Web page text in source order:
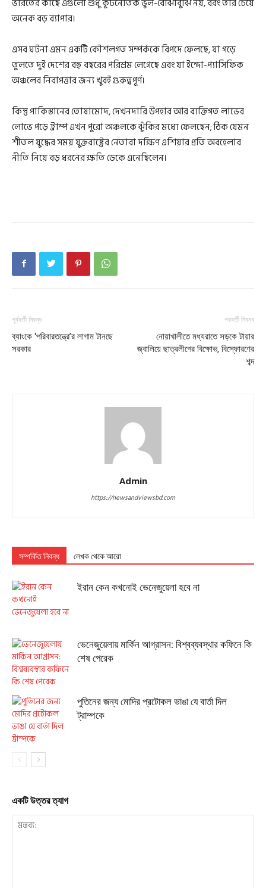
ভারতের কাছে এগুলো শুধু কূটনৈতিক ভুল-বোঝাবুঝি নয়, বরং তার চেয়ে
অনেক বড় ব্যাপার।
এসব ঘটনা এমন একটি কৌশলগত সম্পর্ককে বিপদে ফেলছে, যা গড়ে
তুলতে দুই দেশের বহু বছরের পরিশ্রম লেগেছে এবং যা ইন্দো-প্যাসিফিক
অঞ্চলের নিরাপত্তার জন্য খুবই গুরুত্বপূর্ণ।
কিন্তু পাকিস্তানের তোষামোদ, দেখনদারি উপহার আর ব্যক্তিগত লাভের
লোভে পড়ে ট্রাম্প এখন পুরো অঞ্চলকে ঝুঁকির মধ্যে ফেলছেন; ঠিক যেমন
শীতল যুদ্ধের সময় যুক্তরাষ্ট্রের নেতারা দক্ষিণ এশিয়ার প্রতি অবহেলার
নীতি নিয়ে বড় ধরনের ক্ষতি ডেকে এনেছিলেন।
পূর্ববর্তী নিবন্ধ
ব্যাংকে ‘পরিবারতন্ত্রে’র লাগাম টানছে
সরকার
পরবর্তী নিবন্ধ
নোয়াখালীতে মধ্যরাতে সড়কে টায়ার
জ্বালিয়ে ছাত্রলীগের বিক্ষোভ, বিস্ফোরণের
শব্দ
Admin
https://newsandviewsbd.com
সম্পর্কিত নিবন্ধ লেখক থেকে আরো
ইরান কেন কখনোই ভেনেজুয়েলা হবে না
ভেনেজুয়েলায় মার্কিন আগ্রাসন: বিশ্বব্যবস্থার কফিনে কি
শেষ পেরেক
পুতিনের জন্য মোদির প্রটোকল ভাঙা যে বার্তা দিল
ট্রাম্পকে
একটি উত্তর ত্যাগ